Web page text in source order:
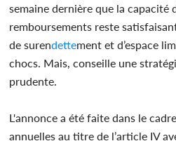
semaine dernière que la capacité
remboursements reste
de surendettement et d’espace
chocs. Mais, conseille une
prudente.
L'annonce a été faite dans le
annuelles au titre de l’article IV